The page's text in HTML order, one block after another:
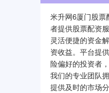
米升网6厦门股票
者提供股票配资
灵活便捷的资金
资收益。平台提
险偏好的投资者
我们的专业团队
提供及时的市场